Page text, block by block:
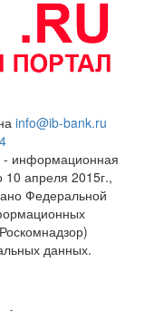
info@ib-bank.ru
- информационная
10 апреля 2015г.,
Федеральной
данных.